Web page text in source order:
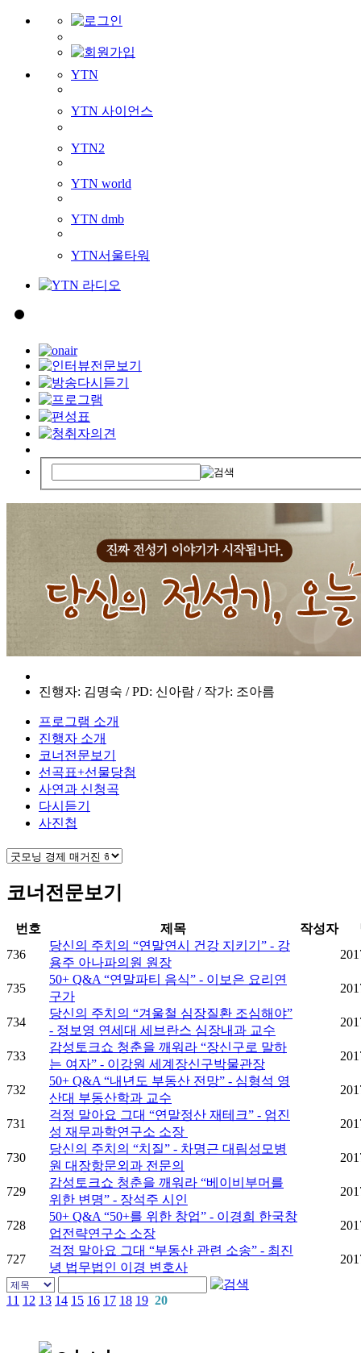
YTN
YTN 사이언스
YTN2
YTN world
YTN dmb
YTN서울타워
진행자: 김명숙 / PD: 신아람 / 작가: 조아름
프로그램 소개
진행자 소개
코너전문보기
선곡표+선물당첨
사연과 신청곡
다시듣기
사진첩
코너전문보기
번호 제목 작성자
736
당신의 주치의 “연말연시 건강 지키기” - 강
용주 아나파의원 원장
735
50+ Q&A “연말파티 음식” - 이보은 요리연
구가
734
당신의 주치의 “겨울철 심장질환 조심해야”
- 정보영 연세대 세브란스 심장내과 교수
733
감성토크쇼 청춘을 깨워라 “장신구로 말하
는 여자” - 이강원 세계장신구박물관장
732
50+ Q&A “내년도 부동산 전망” - 심형석 영
산대 부동산학과 교수
731
걱정 말아요 그대 “연말정산 재테크” - 엄진
성 재무과학연구소 소장
730
당신의 주치의 “치질” - 차명근 대림성모병
원 대장항문외과 전문의
729
감성토크쇼 청춘을 깨워라 “베이비부머를
위한 변명” - 장석주 시인
728
50+ Q&A “50+를 위한 창업” - 이경희 한국창
업전략연구소 소장
727
걱정 말아요 그대 “부동산 관련 소송” - 최진
녕 법무법인 이경 변호사
11 12 13 14 15 16 17 18 19 20